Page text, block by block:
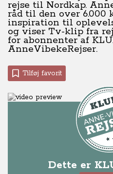
rejse til Nordkap.
råd til den over 6.000
inspiration til
og viser Tv-klip fra
for abonnenter af
AnneVibekeRejser.
Tilføj favorit
Dette er